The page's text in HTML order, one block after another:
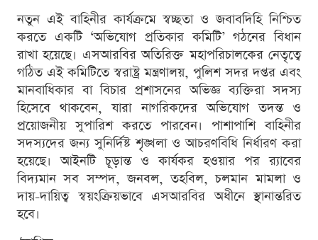
নতুন এই বাহিনীর কার্যক্রমে স্বচ্ছতা ও জবাবদিহি নিশ্চিত
করতে একটি ‘অভিযোগ প্রতিকার কমিটি’ গঠনের বিধান
রাখা হয়েছে। এসআরবির অতিরিক্ত মহাপরিচালকের নেতৃত্বে
গঠিত এই কমিটিতে স্বরাষ্ট্র মন্ত্রণালয়, পুলিশ সদর দপ্তর এবং
মানবাধিকার বা বিচার প্রশাসনের অভিজ্ঞ ব্যক্তিরা সদস্য
হিসেবে থাকবেন, যারা নাগরিকদের অভিযোগ তদন্ত ও
প্রয়োজনীয় সুপারিশ করতে পারবেন। পাশাপাশি বাহিনীর
সদস্যদের জন্য সুনির্দিষ্ট শৃঙ্খলা ও আচরণবিধি নির্ধারণ করা
হয়েছে। আইনটি চূড়ান্ত ও কার্যকর হওয়ার পর র‌্যাবের
বিদ্যমান সব সম্পদ, জনবল, তহবিল, চলমান মামলা ও
দায়-দায়িত্ব স্বয়ংক্রিয়ভাবে এসআরবির অধীনে স্থানান্তরিত
হবে।